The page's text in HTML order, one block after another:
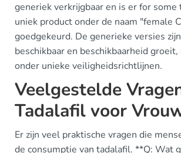
generiek verkrijgbaar en is er for some
uniek product onder de naam "female
goedgekeurd. De generieke versies
beschikbaar en beschikbaarheid
onder unieke veiligheidsrichtlijnen.
Veelgestelde
Tadalafil voor
Er zijn veel praktische vragen die
de consumptie van tadalafil. **Q: Wat